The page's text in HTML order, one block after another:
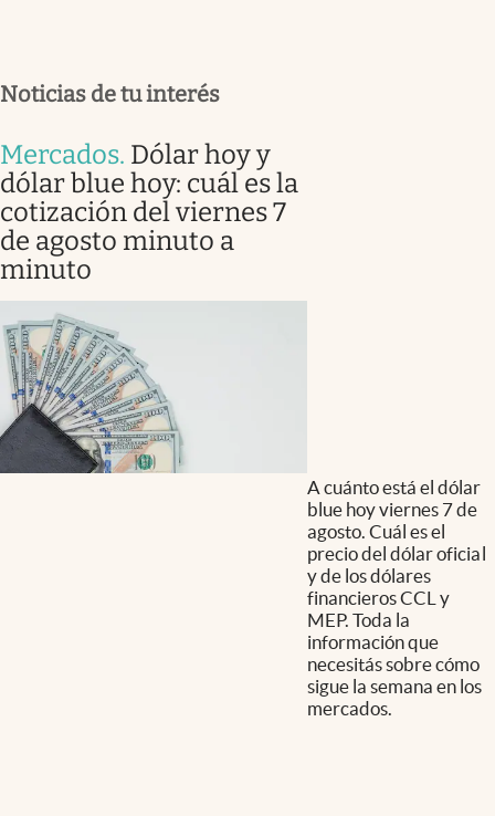
Noticias de tu interés
Mercados. Dólar hoy y
dólar blue hoy: cuál es la
cotización del viernes 7
de agosto minuto a
minuto
A cuánto está el dólar
blue hoy viernes 7 de
agosto. Cuál es el
precio del dólar oficial
y de los dólares
financieros CCL y
MEP. Toda la
información que
necesitás sobre cómo
sigue la semana en los
mercados.